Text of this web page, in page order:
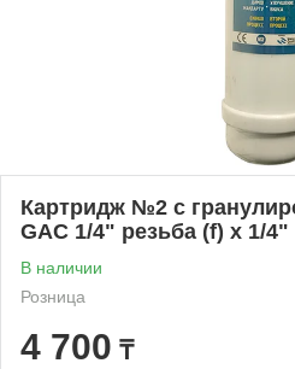
Картридж №2 с
GAC 1/4" резьба (f) х 1/4"
В наличии
Розница
4 700 ₸